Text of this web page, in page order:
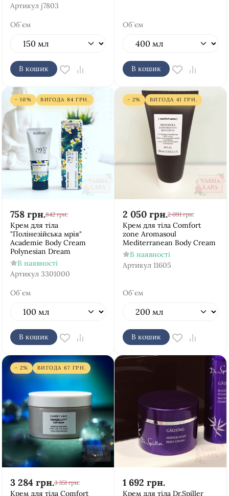
Артикул j7803
Об`єм
В кошик
Об`єм
В кошик
- 10% ВИГОДА 84 ГРН.
758 грн.842 грн.
Крем для тіла
"Полінезійська мрія"
Academie Body Cream
Polynesian Dream
В наявності
Артикул 3301000
Об`єм
В кошик
- 2% ВИГОДА 41 ГРН.
2 050 грн.2 091 грн.
Крем для тіла Comfort
zone Aromasoul
Mediterranean Body Cream
В наявності
Артикул 11605
Об`єм
В кошик
- 2% ВИГОДА 67 ГРН.
3 284 грн.3 351 грн.
Крем для тіла Comfort
1 692 грн.
Крем для тіла Dr.Spiller